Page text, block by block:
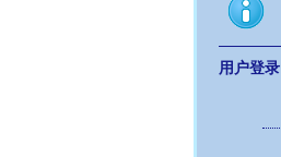
用户登录